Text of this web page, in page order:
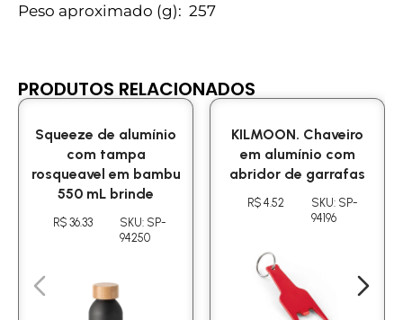
Peso aproximado (g): 257
PRODUTOS RELACIONADOS
Squeeze de alumínio
com tampa
rosqueavel em bambu
550 mL brinde
R$ 36.33
SKU: SP-
94250
KILMOON. Chaveiro
em alumínio com
abridor de garrafas
R$ 4.52
SKU: SP-
94196